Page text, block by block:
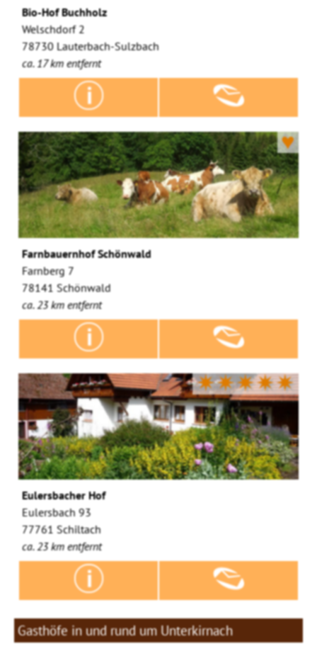
Bio-Hof Buchholz
Welschdorf 2
78730 Lauterbach-Sulzbach
ca. 17 km entfernt
♥
Farnbauernhof Schönwald
Farnberg 7
78141 Schönwald
ca. 23 km entfernt
✷✷✷✷✷
Eulersbacher Hof
Eulersbach 93
77761 Schiltach
ca. 23 km entfernt
Gasthöfe in und rund um Unterkirnach